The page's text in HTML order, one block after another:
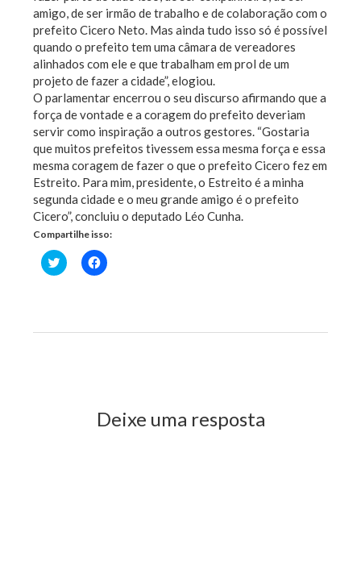
amigo, de ser irmão de trabalho e de colaboração com o
prefeito Cicero Neto. Mas ainda tudo isso só é possível
quando o prefeito tem uma câmara de vereadores
alinhados com ele e que trabalham em prol de um
projeto de fazer a cidade”, elogiou.
O parlamentar encerrou o seu discurso afirmando que a
força de vontade e a coragem do prefeito deveriam
servir como inspiração a outros gestores. “Gostaria
que muitos prefeitos tivessem essa mesma força e essa
mesma coragem de fazer o que o prefeito Cicero fez em
Estreito. Para mim, presidente, o Estreito é a minha
segunda cidade e o meu grande amigo é o prefeito
Cicero”, concluiu o deputado Léo Cunha.
Compartilhe isso:
Clique
para
janela)
Clique
para
janela)
Deixe uma resposta